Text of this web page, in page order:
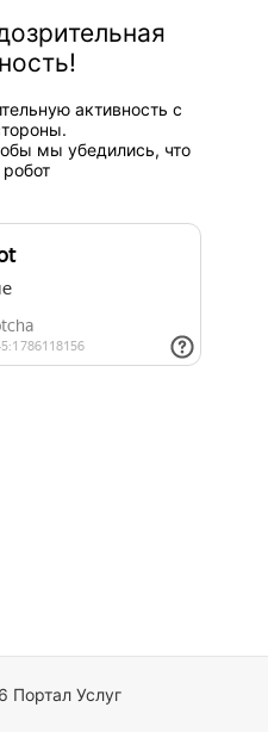
активность с
мы убедились, что
Услуг